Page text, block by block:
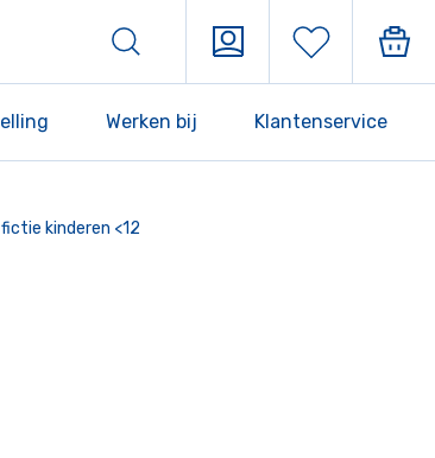
Werken bij Klantenservice
fictie kinderen <12